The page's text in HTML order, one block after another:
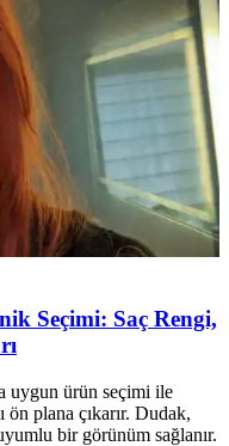
Seçimi: Saç Rengi,
uygun ürün seçimi ile
plana çıkarır. Dudak,
bir görünüm sağlanır.